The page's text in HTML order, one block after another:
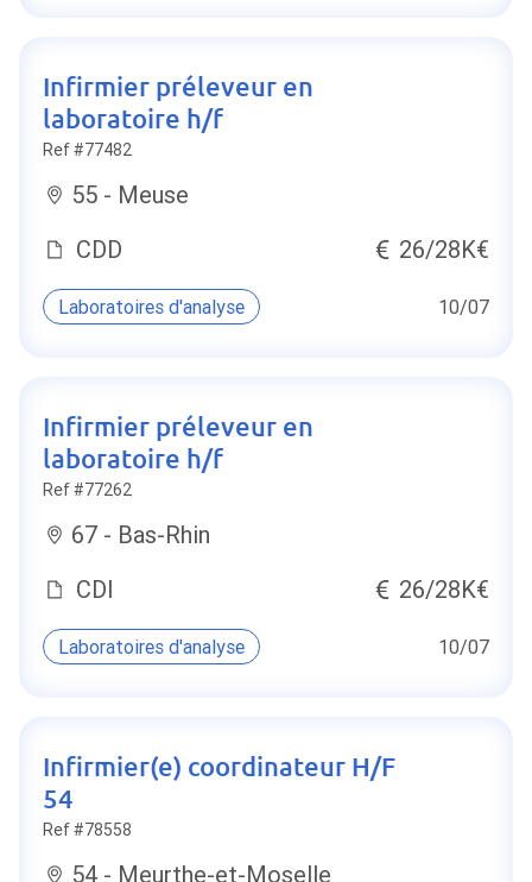
Infirmier préleveur en
laboratoire h/f
Ref #77482
55 - Meuse
CDD
26/28K€
Laboratoires d'analyse 10/07
Infirmier préleveur en
laboratoire h/f
Ref #77262
67 - Bas-Rhin
CDI
26/28K€
Laboratoires d'analyse 10/07
Infirmier(e) coordinateur H/F
54
Ref #78558
54 - Meurthe-et-Moselle